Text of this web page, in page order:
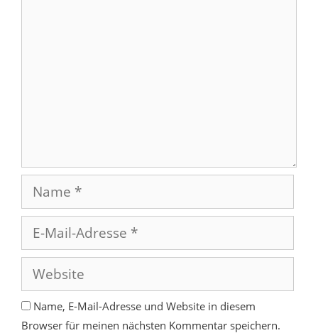
Name
Mail-
Adresse
Website
Name, E-Mail-Adresse und Website in diesem
Browser für meinen nächsten Kommentar speichern.